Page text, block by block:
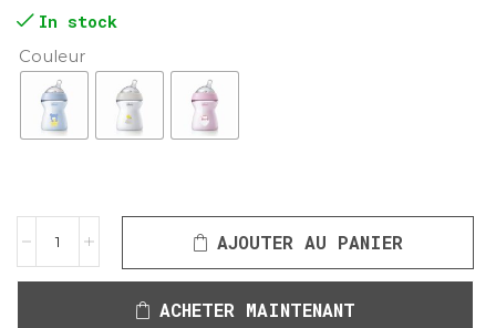
In stock
Couleur
AJOUTER AU PANIER
ACHETER MAINTENANT